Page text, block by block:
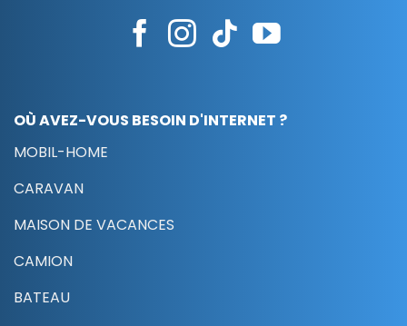
OÙ AVEZ-VOUS BESOIN D'INTERNET ?
MOBIL-HOME
CARAVAN
MAISON DE VACANCES
CAMION
BATEAU